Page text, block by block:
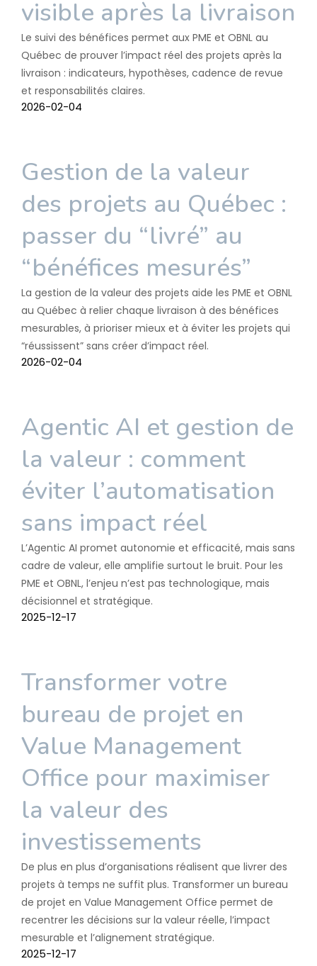
visible après la livraison
Le suivi des bénéfices permet aux PME et OBNL au
Québec de prouver l’impact réel des projets après la
livraison : indicateurs, hypothèses, cadence de revue
et responsabilités claires.
2026-02-04
Gestion de la valeur
des projets au Québec :
passer du “livré” au
“bénéfices mesurés”
La gestion de la valeur des projets aide les PME et OBNL
au Québec à relier chaque livraison à des bénéfices
mesurables, à prioriser mieux et à éviter les projets qui
“réussissent” sans créer d’impact réel.
2026-02-04
Agentic AI et gestion de
la valeur : comment
éviter l’automatisation
sans impact réel
L’Agentic AI promet autonomie et efficacité, mais sans
cadre de valeur, elle amplifie surtout le bruit. Pour les
PME et OBNL, l’enjeu n’est pas technologique, mais
décisionnel et stratégique.
2025-12-17
Transformer votre
bureau de projet en
Value Management
Office pour maximiser
la valeur des
investissements
De plus en plus d’organisations réalisent que livrer des
projets à temps ne suffit plus. Transformer un bureau
de projet en Value Management Office permet de
recentrer les décisions sur la valeur réelle, l’impact
mesurable et l’alignement stratégique.
2025-12-17